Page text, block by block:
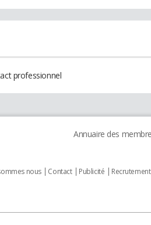
professionnel
Annuaire des
nous Contact Publicité Recrutement